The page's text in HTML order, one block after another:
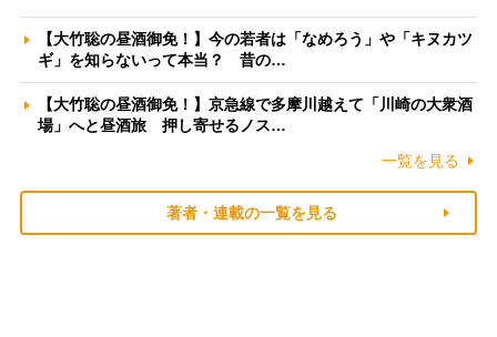
【大竹聡の昼酒御免！】今の若者は「なめろう」や「キヌカツ
ギ」を知らないって本当？ 昔の…
【大竹聡の昼酒御免！】京急線で多摩川越えて「川崎の大衆酒
場」へと昼酒旅 押し寄せるノス…
一覧を見る
著者・連載の一覧を見る